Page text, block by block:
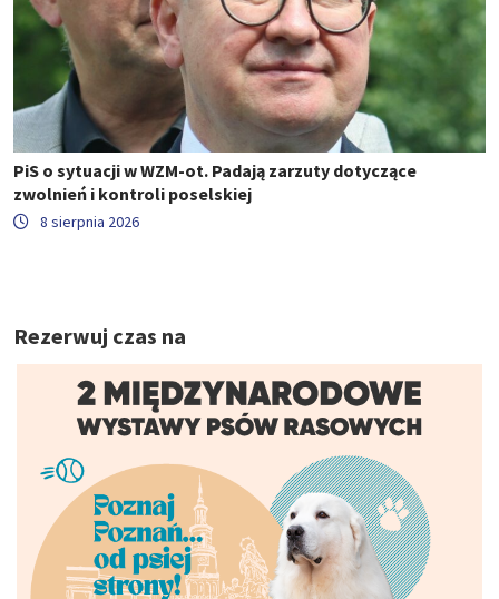
PiS o sytuacji w WZM-ot. Padają zarzuty dotyczące
zwolnień i kontroli poselskiej
8 sierpnia 2026
Rezerwuj czas na